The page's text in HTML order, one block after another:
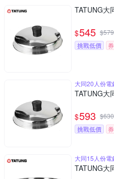
TATUNG大
$545 $579
挑戰低價
券
大同20人份電
TATUNG大
$593 $630
挑戰低價
券
大同15人份電
TATUNG大